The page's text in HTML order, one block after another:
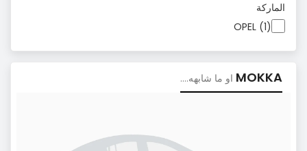
الماركة
OPEL (1)
MOKKA او ما شابهه....